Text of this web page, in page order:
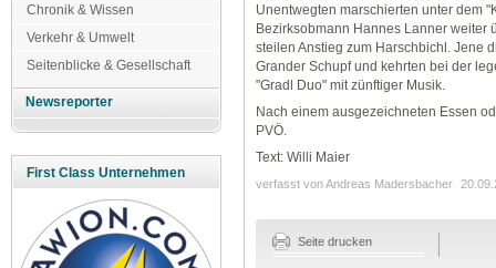
Chronik & Wissen
Verkehr & Umwelt
Seitenblicke & Gesellschaft
Newsreporter
First Class Unternehmen
Unentwegten marschierten unter dem
Bezirksobmann Hannes Lanner weiter
steilen Anstieg zum Harschbichl. Jene
Grander Schupf und kehrten bei der
"Gradl Duo" mit zünftiger Musik.
Nach einem ausgezeichneten Essen
PVÖ.
Text: Willi Maier
verfasst von Andreas Madersbacher
Seite drucken